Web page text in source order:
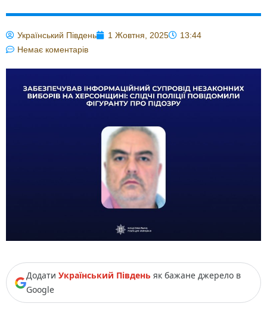
Український Південь 1 Жовтня, 2025
13:44
Немає коментарів
Додати Український Південь як бажане джерело в
Google